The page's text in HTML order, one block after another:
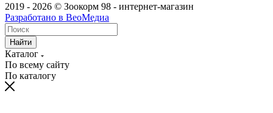
2019 - 2026 © Зоокорм 98 - интернет-магазин
Разработано в ВеоМедиа
Найти
Каталог
По всему сайту
По каталогу